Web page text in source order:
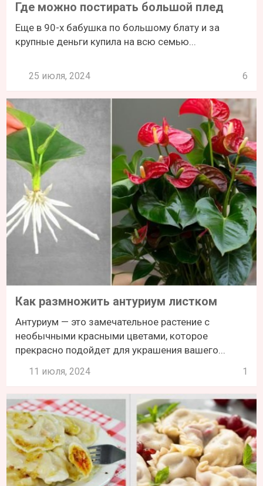
Где можно постирать большой плед
Еще в 90-х бабушка по большому блату и за
крупные деньги купила на всю семью...
25 июля, 2024 6
Как размножить антуриум листком
Антуриум — это замечательное растение с
необычными красными цветами, которое
прекрасно подойдет для украшения вашего...
11 июля, 2024 1